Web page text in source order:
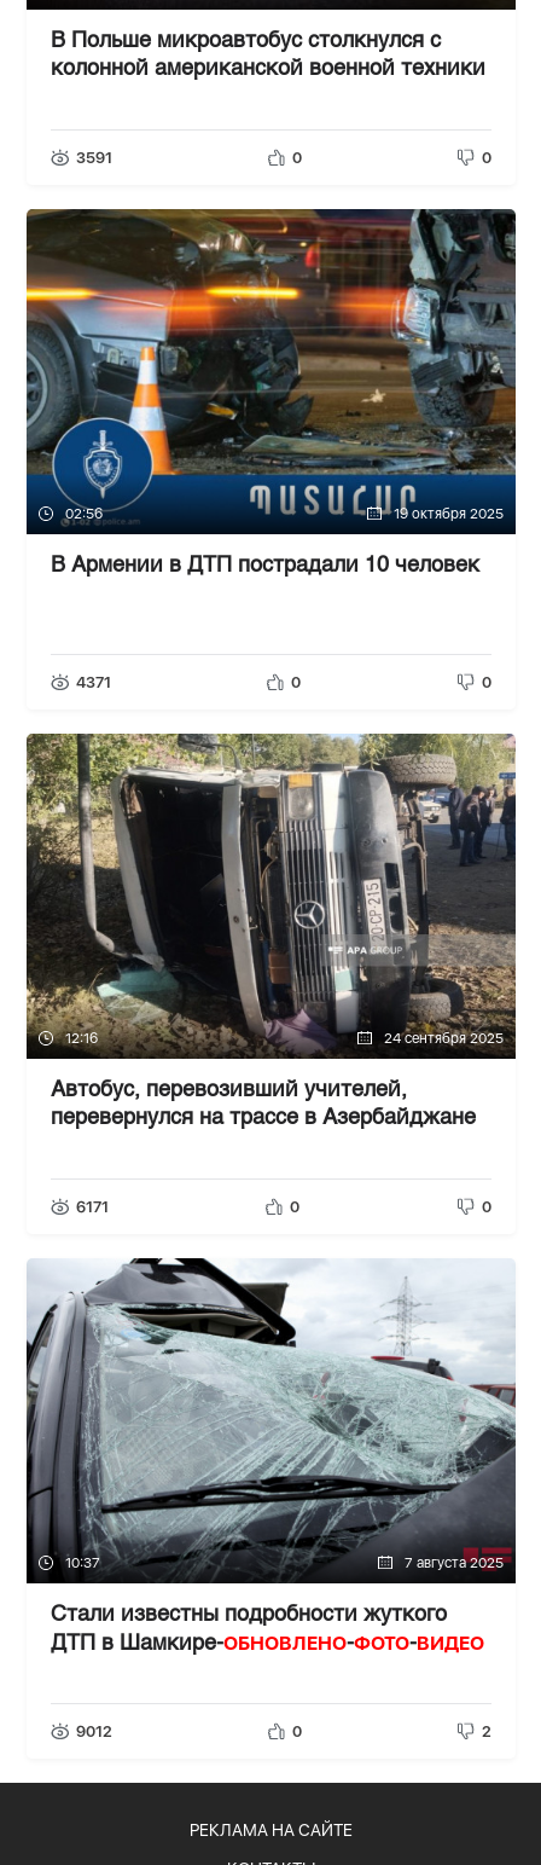
В Польше микроавтобус столкнулся с
колонной американской военной техники
3591 0 0
02:56 19 октября 2025
В Армении в ДТП пострадали 10 человек
4371 0 0
12:16 24 сентября 2025
Автобус, перевозивший учителей,
перевернулся на трассе в Азербайджане
6171 0 0
10:37 7 августа 2025
Стали известны подробности жуткого
ДТП в Шамкире-ОБНОВЛЕНО-ФОТО-ВИДЕО
9012 0 2
РЕКЛАМА НА САЙТЕ